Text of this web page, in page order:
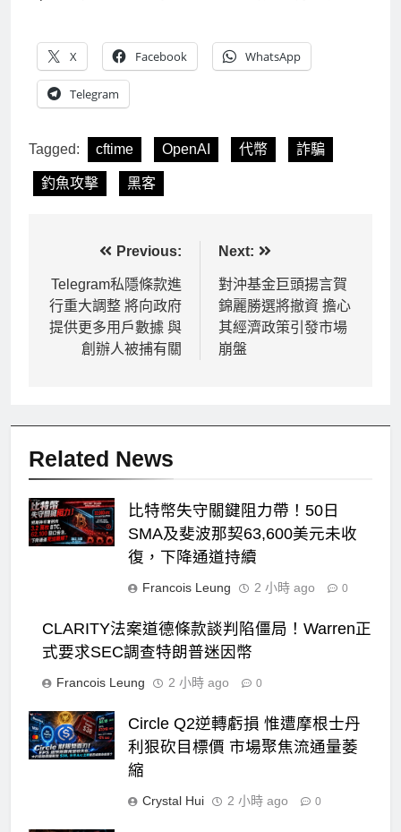
X Facebook WhatsApp
Telegram
Tagged: cftime OpenAI 代幣 詐騙
釣魚攻擊 黑客
章
導
Previous:
Telegram私隱條款進
行重大調整 將向政府
提供更多用戶數據 與
創辦人被捕有關
Next:
對沖基金巨頭揚言賀
錦麗勝選將撤資 擔心
其經濟政策引發市場
崩盤
Related News
比特幣失守關鍵阻力帶！50日
SMA及斐波那契63,600美元未收
復，下降通道持續
Francois Leung 2 小時 ago 0
CLARITY法案道德條款談判陷僵局！Warren正
式要求SEC調查特朗普迷因幣
Francois Leung 2 小時 ago 0
Circle Q2逆轉虧損 惟遭摩根士丹
利狠砍目標價 市場聚焦流通量萎
縮
Crystal Hui 2 小時 ago 0